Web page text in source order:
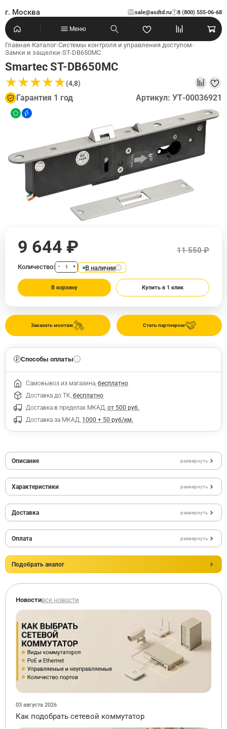
г. Москва sale@asdtd.ru 8 (800) 555-06-68
?
Меню
Главная›Каталог›Системы контроля и управления доступом›
Замки и защелки›ST-DB650MC
Smartec ST-DB650MC
★★★★★
★★★★★(4,8)
Гарантия 1 год Артикул: УТ-00036921
Стать партнером
Заказать монтаж
9 644 ₽ 11 550 ₽
Количество: − + В наличии
В корзину Купить в 1 клик
Способы оплаты
Самовывоз из магазина, бесплатно
Доставка до ТК, бесплатно
Доставка в пределах МКАД, от 500 руб.
Доставка за МКАД, 1000 + 50 руб/км.
Описание развернуть
Характеристики развернуть
Доставка развернуть
Оплата развернуть
Подобрать аналог
Новостивсе новости
03 августа 2026
Как подобрать сетевой коммутатор